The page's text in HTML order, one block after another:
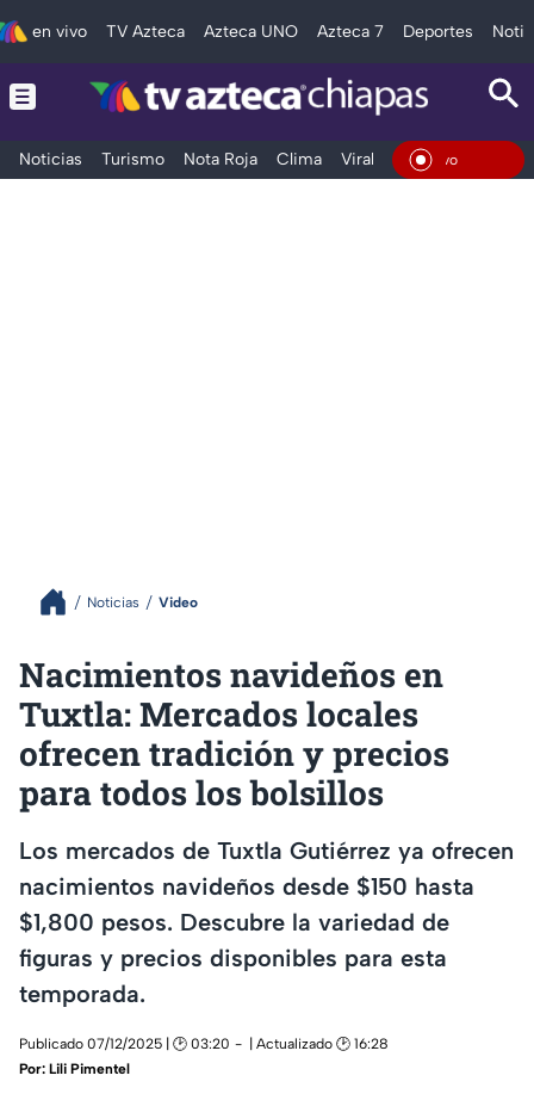
en vivo TV Azteca Azteca UNO Azteca 7 Deportes
Noticias Turismo Nota Roja Clima Viral y Tendencia En
Noticias Video
Nacimientos navideños en
Tuxtla: Mercados locales
ofrecen tradición y precios
para todos los bolsillos
Los mercados de Tuxtla Gutiérrez ya ofrecen
nacimientos navideños desde $150 hasta
$1,800 pesos. Descubre la variedad de
figuras y precios disponibles para esta
temporada.
Publicado 07/12/2025 | 🕑 03:20
| Actualizado 🕑 16:28
Por: Lili Pimentel